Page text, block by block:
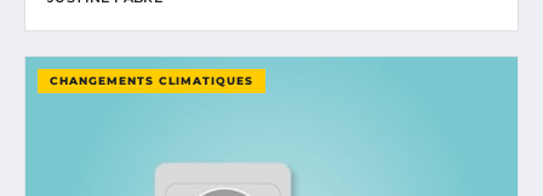
CHANGEMENTS CLIMATIQUES